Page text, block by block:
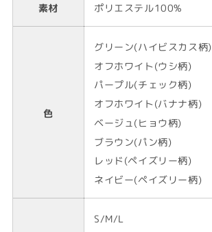
素材 ポリエステル100%
色
グリーン(ハイビスカス柄)
オフホワイト(ウシ柄)
パープル(チェック柄)
オフホワイト(バナナ柄)
ベージュ(ヒョウ柄)
ブラウン(パン柄)
レッド(ペイズリー柄)
ネイビー(ペイズリー柄)
S/M/L